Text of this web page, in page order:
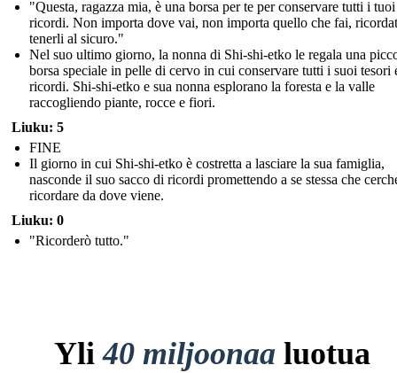
"Questa, ragazza mia, è una borsa per te per conservare tutti i tuoi
ricordi. Non importa dove vai, non importa quello che fai,
tenerli al sicuro."
Nel suo ultimo giorno, la nonna di Shi-shi-etko le regala una
borsa speciale in pelle di cervo in cui conservare tutti i suoi tesori
ricordi. Shi-shi-etko e sua nonna esplorano la foresta e la valle
raccogliendo piante, rocce e fiori.
Liuku: 5
FINE
Il giorno in cui Shi-shi-etko è costretta a lasciare la sua famiglia,
nasconde il suo sacco di ricordi promettendo a se stessa che
ricordare da dove viene.
Liuku: 0
"Ricorderò tutto."
Yli40 miljoonaa luotua